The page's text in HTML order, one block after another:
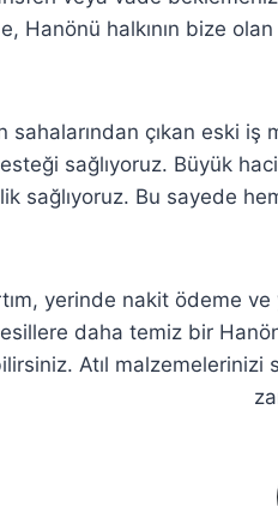
Hanönü halkının bize
sahalarından çıkan eski
sağlıyoruz. Büyük
sağlıyoruz. Bu sayede
yerinde nakit ödeme ve
daha temiz bir
Atıl